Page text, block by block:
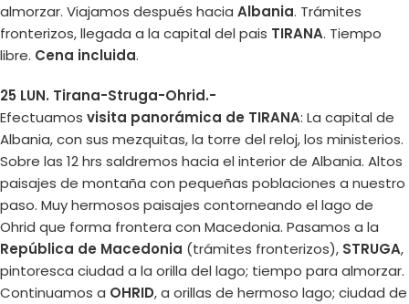
almorzar. Viajamos después hacia Albania. Trámites
fronterizos, llegada a la capital del pais TIRANA. Tiempo
libre. Cena incluida.
25 LUN. Tirana-Struga-Ohrid.-
Efectuamos visita panorámica de TIRANA: La capital de
Albania, con sus mezquitas, la torre del reloj, los ministerios.
Sobre las 12 hrs saldremos hacia el interior de Albania. Altos
paisajes de montaña con pequeñas poblaciones a nuestro
paso. Muy hermosos paisajes contorneando el lago de
Ohrid que forma frontera con Macedonia. Pasamos a la
República de Macedonia (trámites fronterizos), STRUGA,
pintoresca ciudad a la orilla del lago; tiempo para almorzar.
Continuamos a OHRID, a orillas de hermoso lago; ciudad de